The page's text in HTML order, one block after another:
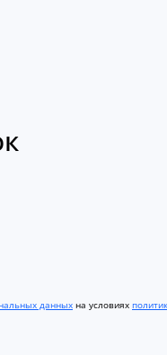
данных на условиях